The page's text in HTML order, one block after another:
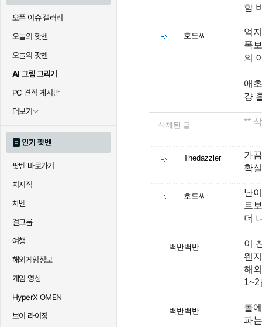
오픈 이슈 갤러리
오늘의 핫벤
오늘의 팟벤
AI 그림 그리기
PC 견적 게시판
더보기
인기 팟벤
팟벤 바로가기
치지직
차벤
걸그룹
여행
해외게임정보
게임 영상
HyperX OMEN
브이 라이징
함
호도씨
억
폭
의
애
걍
삭제된 글 **
Thedazzler
가
확
호도씨
난
트
더
백반백반
이
왠
해
1~2
백반백반
롤
파